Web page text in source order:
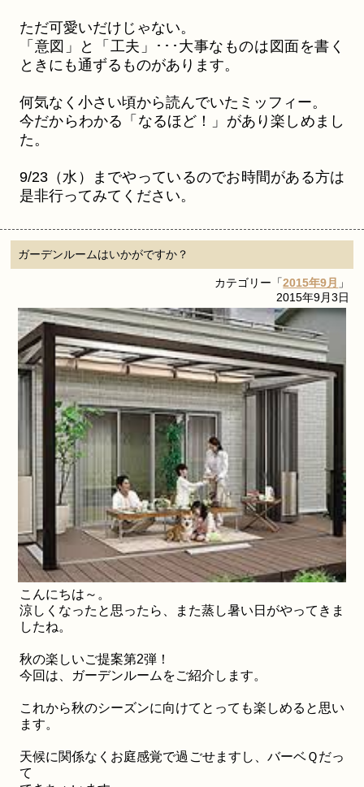
ただ可愛いだけじゃない。
「意図」と「工夫」･･･大事なものは図面を書く
ときにも通ずるものがあります。
何気なく小さい頃から読んでいたミッフィー。
今だからわかる「なるほど！」があり楽しめまし
た。
9/23（水）までやっているのでお時間がある方は
是非行ってみてください。
ガーデンルームはいかがですか？
カテゴリー「2015年9月 」
2015年9月3日
こんにちは～。
涼しくなったと思ったら、また蒸し暑い日がやってきま
したね。
秋の楽しいご提案第2弾！
今回は、ガーデンルームをご紹介します。
これから秋のシーズンに向けてとっても楽しめると思い
ます。
天候に関係なくお庭感覚で過ごせますし、バーベＱだっ
て